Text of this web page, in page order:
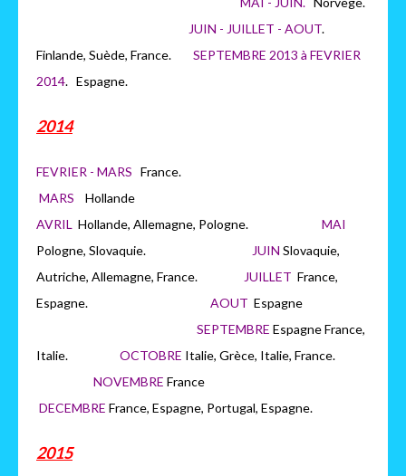
JUIN - JUILLET - AOUT.
Finlande, Suède, France. SEPTEMBRE 2013 à FEVRIER
2014. Espagne.
2014
FEVRIER - MARS France.
MARS Hollande
AVRIL Hollande, Allemagne, Pologne. MAI
Pologne, Slovaquie.
JUIN Slovaquie,
Autriche, Allemagne, France.
JUILLET France,
Espagne. AOUT Espagne
SEPTEMBRE Espagne France,
Italie. OCTOBRE Italie, Grèce, Italie, France.
NOVEMBRE France
DECEMBRE France, Espagne, Portugal, Espagne.
2015